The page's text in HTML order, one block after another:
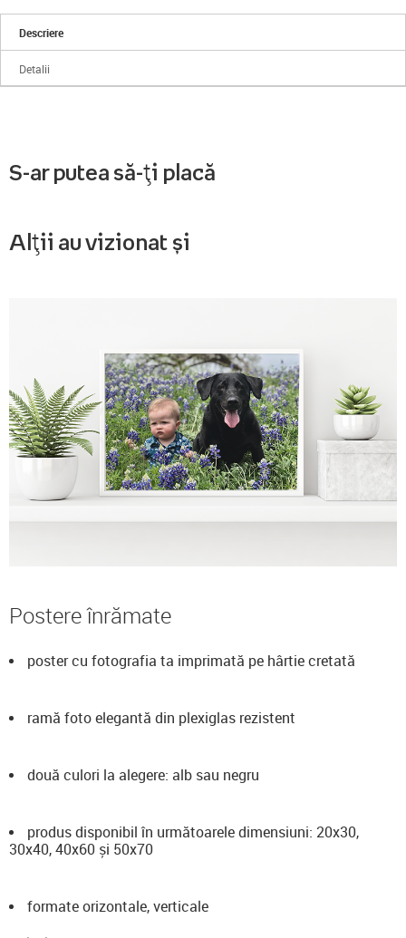
Descriere
Detalii
S-ar putea să-ți placă
Alții au vizionat și
Postere înrămate
poster cu fotografia ta imprimată pe hârtie cretată
ramă foto elegantă din plexiglas rezistent
două culori la alegere: alb sau negru
produs disponibil în următoarele dimensiuni: 20x30,
30x40, 40x60 și 50x70
formate orizontale, verticale